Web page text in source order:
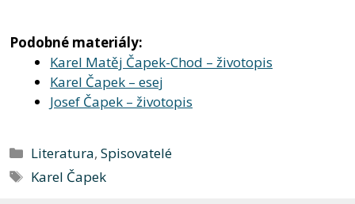
Podobné materiály:
Karel Matěj Čapek-Chod – životopis
Karel Čapek – esej
Josef Čapek – životopis
Rubriky
Literatura,Spisovatelé
Štítky
Karel Čapek